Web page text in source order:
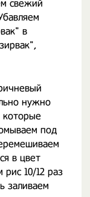
свежий
в
нужно
которые
под
в цвет
10/12 раз
заливаем